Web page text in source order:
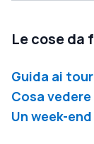
Le cose da
Guida ai
Cosa vedere
Un week-